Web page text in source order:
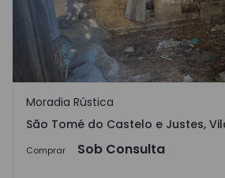
São Tomé do Castelo e Justes, Vila
Moradia Rústica
São Tomé do Castelo e Justes,
Comprar Sob Consulta